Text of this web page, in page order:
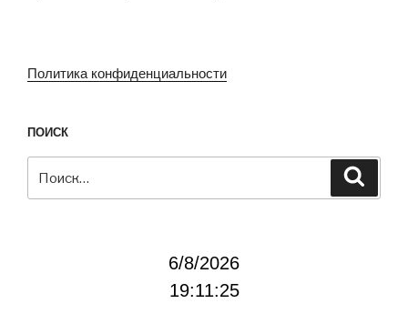
Политика конфиденциальности
ПОИСК
6/8/2026
19:11:26